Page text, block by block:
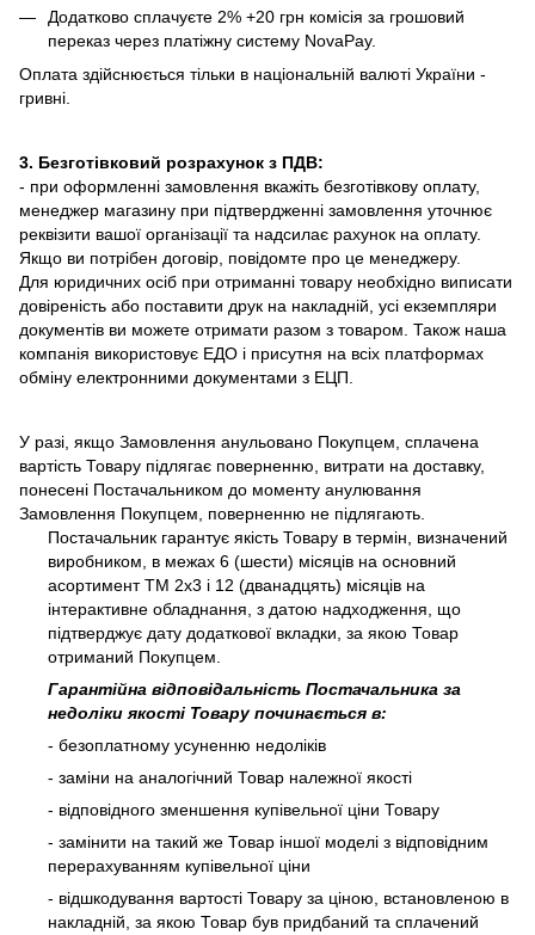
Додатково сплачуєте 2% +20 грн комісія за грошовий
переказ через платіжну систему NovaPay.
Оплата здійснюється тільки в національній валюті України -
гривні.
3. Безготівковий розрахунок з ПДВ:
- при оформленні замовлення вкажіть безготівкову оплату,
менеджер магазину при підтвердженні замовлення уточнює
реквізити вашої організації та надсилає рахунок на оплату.
Якщо ви потрібен договір, повідомте про це менеджеру.
Для юридичних осіб при отриманні товару необхідно виписати
довіреність або поставити друк на накладній, усі екземпляри
документів ви можете отримати разом з товаром. Також наша
компанія використовує ЕДО і присутня на всіх платформах
обміну електронними документами з ЕЦП.
У разі, якщо Замовлення анульовано Покупцем, сплачена
вартість Товару підлягає поверненню, витрати на доставку,
понесені Постачальником до моменту анулювання
Замовлення Покупцем, поверненню не підлягають.
Постачальник гарантує якість Товару в термін, визначений
виробником, в межах 6 (шести) місяців на основний
асортимент ТМ 2х3 і 12 (дванадцять) місяців на
інтерактивне обладнання, з датою надходження, що
підтверджує дату додаткової вкладки, за якою Товар
отриманий Покупцем.
Гарантійна відповідальність Постачальника за
недоліки якості Товару починається в:
- безоплатному усуненню недоліків
- заміни на аналогічний Товар належної якості
- відповідного зменшення купівельної ціни Товару
- замінити на такий же Товар іншої моделі з відповідним
перерахуванням купівельної ціни
- відшкодування вартості Товару за ціною, встановленою в
накладній, за якою Товар був придбаний та сплачений